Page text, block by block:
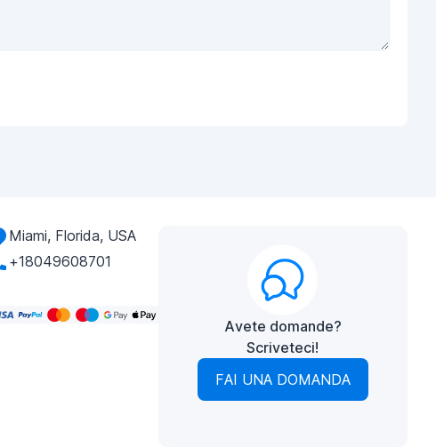
Miami, Florida, USA
+18049608701
Avete domande?
Scriveteci!
FAI UNA DOMANDA